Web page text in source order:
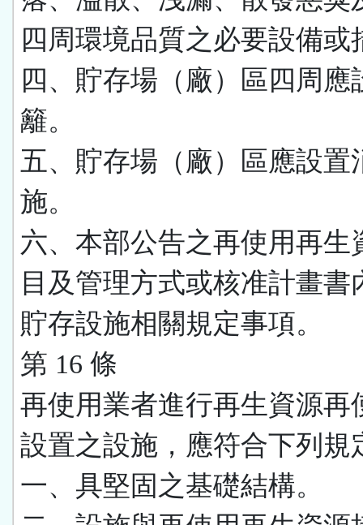
四周環境品質之必要設備或
四、貯存場（廠）區四周應
籬。
五、貯存場（廠）區應設置
施。
六、本部公告之再使用再生
目及管理方式或核准計畫書
貯存設施相關規定事項。
第 16 條
再使用業者進行再生資源再
設置之設施，應符合下列規
一、具堅固之基礎結構。